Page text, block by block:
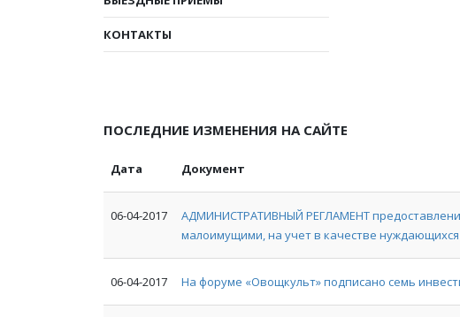
КОНТАКТЫ
ПОСЛЕДНИЕ ИЗМЕНЕНИЯ НА САЙТЕ
Дата Документ
06-04-2017
АДМИНИСТРАТИВНЫЙ РЕГЛАМЕНТ
малоимущими, на учет в качестве
06-04-2017 На форуме «Овощкульт» подписано семь